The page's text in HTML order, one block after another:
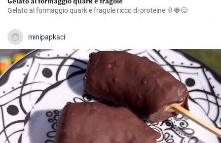
Gelato al formaggio quark e fragole ricco di proteine 🍦🍓😋
minipapkaci